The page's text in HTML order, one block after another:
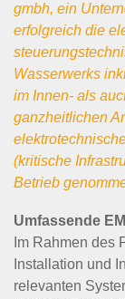
gmbh, ein
erfolgreich die
Wasserwerks
im Innen- als
ganzheitlichen
(kritische
Betrieb
Umfassende
Im Rahmen des
Installation und
relevanten